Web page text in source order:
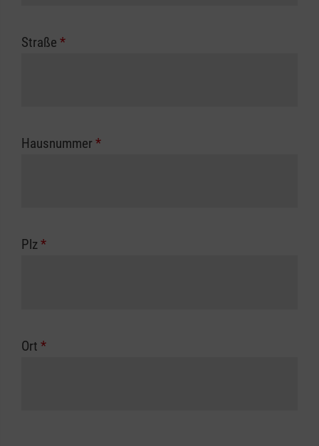
Straße *
Hausnummer *
Plz*
Ort *